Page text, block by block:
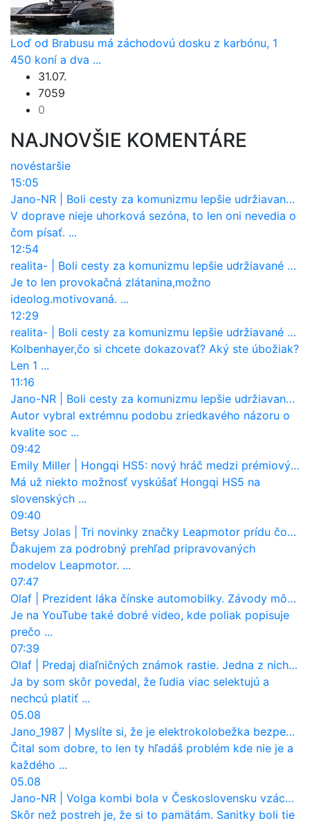
Loď od Brabusu má záchodovú dosku z karbónu, 1
450 koní a dva ...
31.07.
7059
0
NAJNOVŠIE KOMENTÁRE
novéstaršie
15:05
Jano-NR
Boli cesty za komunizmu lepšie udržiavané ako dnes?
V doprave nieje uhorková sezóna, to len oni nevedia o
čom písať. ...
12:54
realita-
Boli cesty za komunizmu lepšie udržiavané ako dnes?
Je to len provokačná zlátanina,možno
ideolog.motivovaná. ...
12:29
realita-
Boli cesty za komunizmu lepšie udržiavané ako dnes?
Kolbenhayer,čo si chcete dokazovať? Aký ste úbožiak?
Len 1 ...
11:16
Jano-NR
Boli cesty za komunizmu lepšie udržiavané ako dnes?
Autor vybral extrémnu podobu zriedkavého názoru o
kvalite soc ...
09:42
Emily Miller
Hongqi HS5: nový hráč medzi prémiovými SUV na Slovensku
Má už niekto možnosť vyskúšať Hongqi HS5 na
slovenských ...
09:40
Betsy Jolas
Tri novinky značky Leapmotor prídu čoskoro aj na Slovensko
Ďakujem za podrobný prehľad pripravovaných
modelov Leapmotor. ...
07:47
Olaf
Prezident láka čínske automobilky. Závody môžu prevziať po európskej značke
Je na YouTube také dobré video, kde poliak popisuje
prečo ...
07:39
Olaf
Predaj diaľničných známok rastie. Jedna z nich zaznamenala nečakane výrazný nárast
Ja by som skôr povedal, že ľudia viac selektujú a
nechcú platiť ...
05.08
Jano_1987
Myslíte si, že je elektrokolobežka bezpečná? Tento test odhalil vážny problém
Čital som dobre, to len ty hľadáš problém kde nie je a
každého ...
05.08
Jano-NR
Volga kombi bola v Československu vzácnosť. Jazdila ako sanitka, aj pre Verejnú bezpečnosť
Skôr než postreh je, že si to pamätám. Sanitky boli tie